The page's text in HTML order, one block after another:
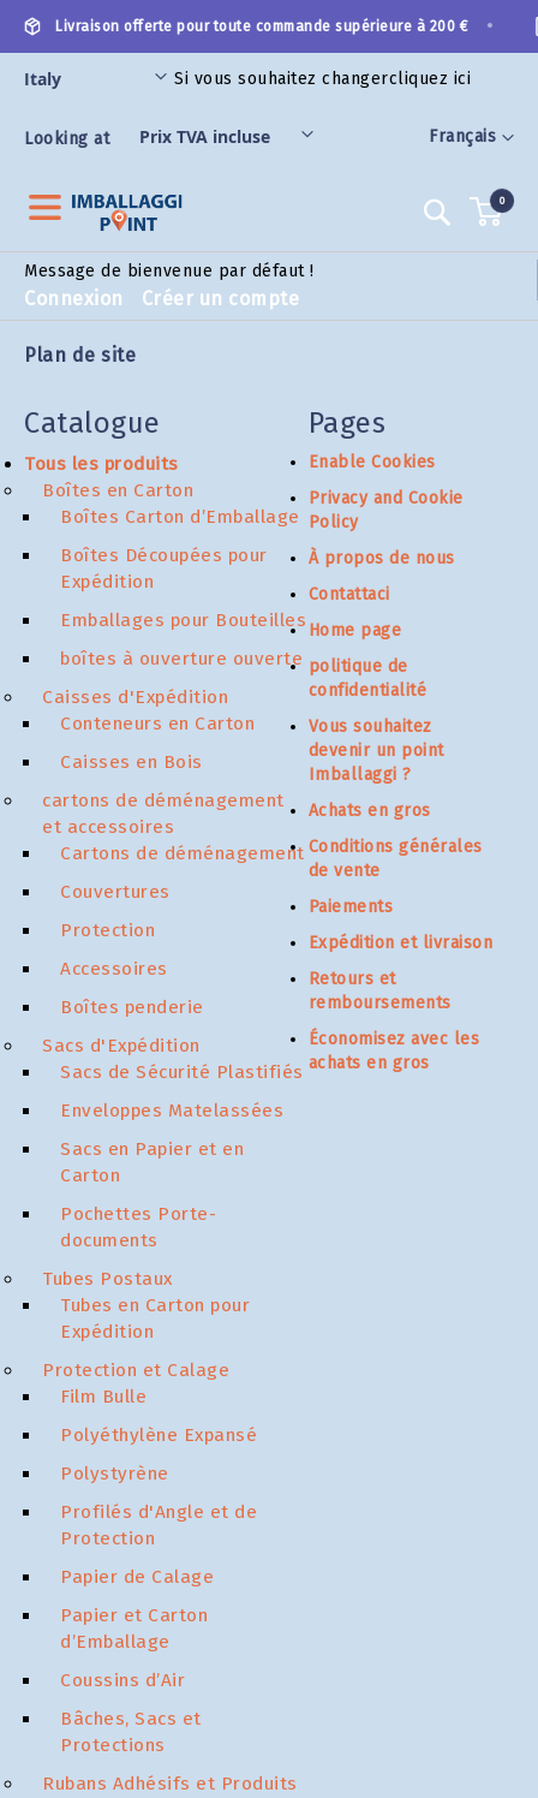
contenu
Langue
Français
Livraison offerte pour toute commande supérieure à 200 €
Si vous souhaitez changercliquez ici
Looking at
Message de bienvenue par défaut !
Connexion Créer un compte
0
Plan de site
Catalogue
Tous les produits
Boîtes en Carton
Boîtes Carton d’Emballage
Boîtes Découpées pour
Expédition
Emballages pour Bouteilles
boîtes à ouverture ouverte
Caisses d'Expédition
Conteneurs en Carton
Caisses en Bois
cartons de déménagement
et accessoires
Cartons de déménagement
Couvertures
Protection
Accessoires
Boîtes penderie
Sacs d'Expédition
Sacs de Sécurité Plastifiés
Enveloppes Matelassées
Sacs en Papier et en
Carton
Pochettes Porte-
documents
Tubes Postaux
Tubes en Carton pour
Expédition
Protection et Calage
Film Bulle
Polyéthylène Expansé
Polystyrène
Profilés d'Angle et de
Protection
Papier de Calage
Papier et Carton
d’Emballage
Coussins d’Air
Bâches, Sacs et
Protections
Rubans Adhésifs et Produits
Pages
Enable Cookies
Privacy and Cookie
Policy
À propos de nous
Contattaci
Home page
politique de
confidentialité
Vous souhaitez
devenir un point
Imballaggi ?
Achats en gros
Conditions générales
de vente
Paiements
Expédition et livraison
Retours et
remboursements
Économisez avec les
achats en gros